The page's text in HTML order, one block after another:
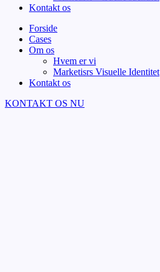
Kontakt os
Forside
Cases
Om os
Hvem er vi
Marketisrs Visuelle Identitet
Kontakt os
KONTAKT OS NU